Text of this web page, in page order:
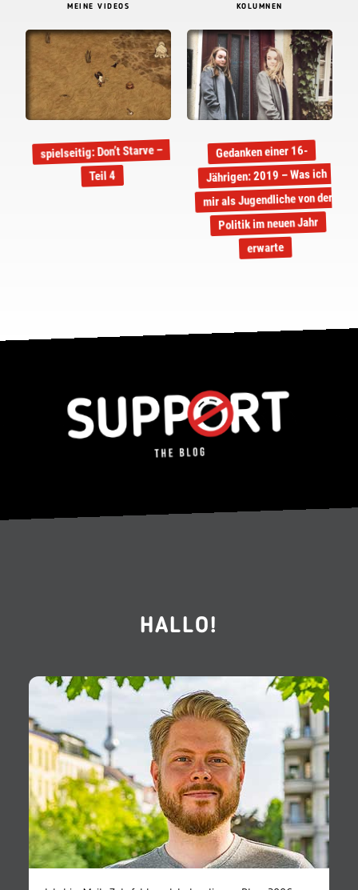
MEINE VIDEOS
spielseitig: Don’t Starve –
Teil 4
KOLUMNEN
Gedanken einer 16-
Jährigen: 2019 – Was ich
mir als Jugendliche von der
Politik im neuen Jahr
erwarte
HALLO!